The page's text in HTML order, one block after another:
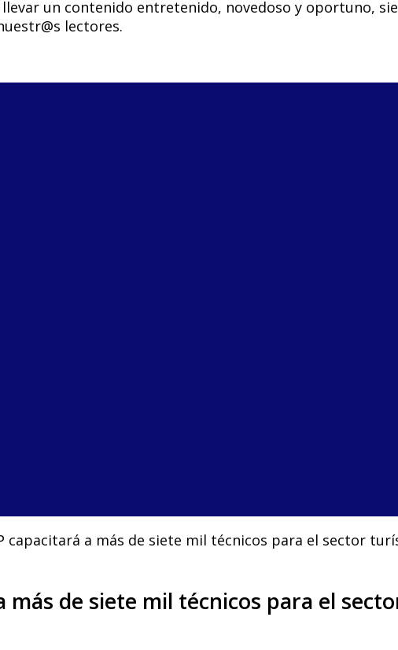
un contenido entretenido, novedoso y oportuno,
lectores.
capacitará a más de siete mil técnicos para el sector
más de siete mil técnicos para el